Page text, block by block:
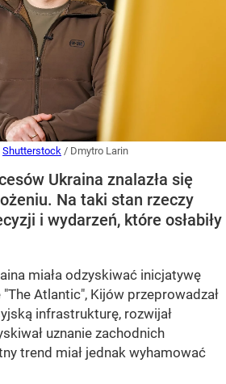
Shutterstock / Dmytro Larin
Ukraina znalazła się
Na taki stan rzeczy
i wydarzeń, które osłabiły
miała odzyskiwać inicjatywę
Atlantic", Kijów przeprowadzał
infrastrukturę, rozwijał
uznanie zachodnich
trend miał jednak wyhamować